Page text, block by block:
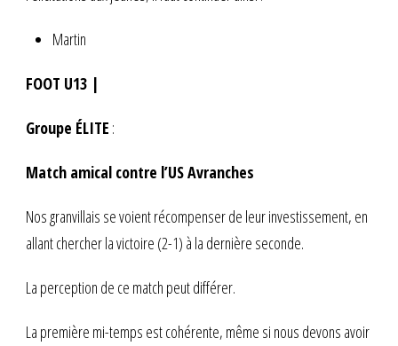
Martin
FOOT U13 |
Groupe ÉLITE :
Match amical contre l’US Avranches
Nos granvillais se voient récompenser de leur investissement, en
allant chercher la victoire (2-1) à la dernière seconde.
La perception de ce match peut différer.
La première mi-temps est cohérente, même si nous devons avoir